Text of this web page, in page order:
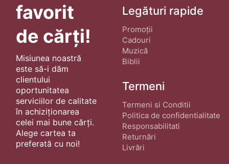
favorit
de cărți!
Misiunea noastră
este să-i dăm
clientului
oportunitatea
serviciilor de calitate
în achiziționarea
celei mai bune cărți.
Alege cartea ta
preferată cu noi!
Legături rapide
Promoții
Cadouri
Muzică
Biblii
Termeni
Termeni si Conditii
Politica de confidentialitate
Responsabilitati
Returnări
Livrări